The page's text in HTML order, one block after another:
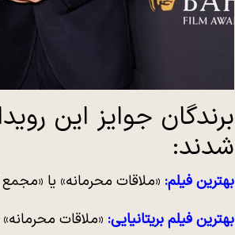
برندگان جوایز این
شدند:
بهترین فیلم: «ملاقات محرمانه» یا «مجمع
بهترین فیلم بریتانیایی: «ملاقات